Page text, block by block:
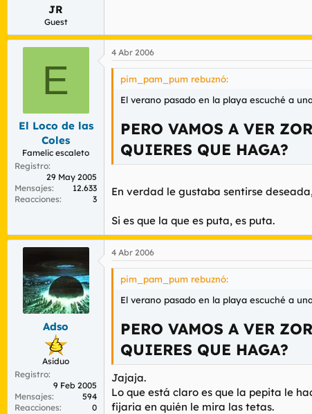
JR
Guest
E
El Loco de las
Coles
Famelic escaleto
Registro
29 May 2005
Mensajes
12.633
Reacciones
3
4 Abr 2006
pim_pam_pum rebuznó:
El verano pasado en la playa escuché a
PERO VAMOS A VER
QUIERES QUE HAGA?
En verdad le gustaba sentirse
Si es que la que es puta, es puta.
Adso
Asiduo
Registro
9 Feb 2005
Mensajes
594
Reacciones
0
4 Abr 2006
pim_pam_pum rebuznó:
El verano pasado en la playa escuché a
PERO VAMOS A VER
QUIERES QUE HAGA?
Jajaja.
Lo que está claro es que la pepita le
fijaria en quién le mira las tetas.